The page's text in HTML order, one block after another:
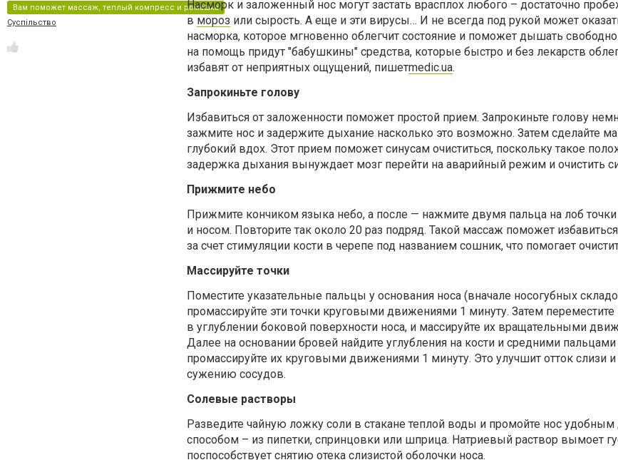
Вам поможет массаж, теплый компресс и ромашка
Суспільство
Насморк и заложенный нос могут застать врасплох любого – достаточно
в мороз или сырость. А еще и эти вирусы… И не всегда под рукой может
насморка, которое мгновенно облегчит состояние и поможет дышать
на помощь придут "бабушкины" средства, которые быстро и без лекарств
избавят от неприятных ощущений, пишетmedic.ua.
Запрокиньте голову
Избавиться от заложенности поможет простой прием. Запрокиньте голову
зажмите нос и задержите дыхание насколько это возможно. Затем сделайте
глубокий вдох. Этот прием поможет синусам очиститься, поскольку такое
задержка дыхания вынуждает мозг перейти на аварийный режим и очистить
Прижмите небо
Прижмите кончиком языка небо, а после — нажмите двумя пальца на лоб
и носом. Повторите так около 20 раз подряд. Такой массаж поможет
за счет стимуляции кости в черепе под названием сошник, что помогает
Массируйте точки
Поместите указательные пальцы у основания носа (вначале носогубных
промассируйте эти точки круговыми движениями 1 минуту. Затем
в углублении боковой поверхности носа, и массируйте их вращательными
Далее на основании бровей найдите углубления на кости и средними
промассируйте их круговыми движениями 1 минуту. Это улучшит отток слизи и
сужению сосудов.
Солевые растворы
Разведите чайную ложку соли в стакане теплой воды и промойте нос удобным
способом – из пипетки, спринцовки или шприца. Натриевый раствор вымоет
поспособствует снятию отека слизистой оболочки носа.